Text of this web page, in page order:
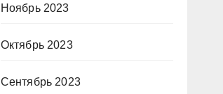
Ноябрь 2023
Октябрь 2023
Сентябрь 2023